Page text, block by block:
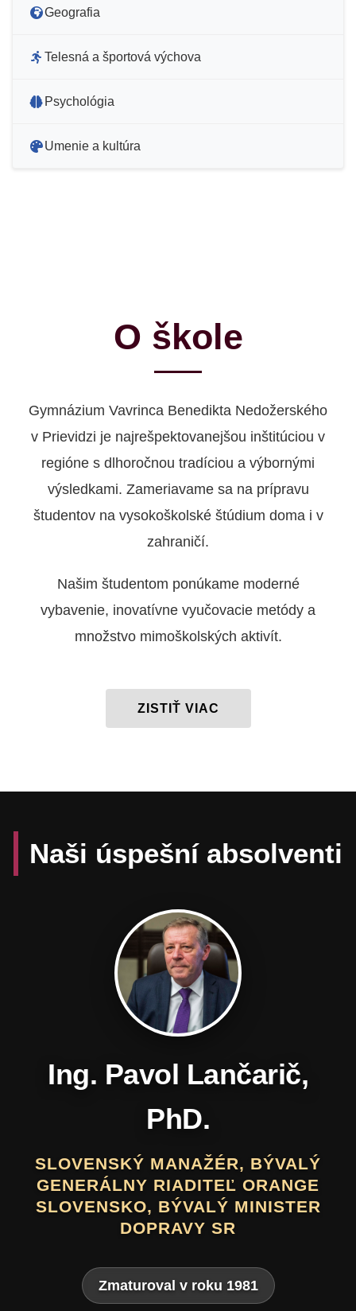
Geografia
Telesná a športová výchova
Psychológia
Umenie a kultúra
O škole
Gymnázium Vavrinca Benedikta Nedožerského
v Prievidzi je najrešpektovanejšou inštitúciou v
regióne s dlhoročnou tradíciou a výbornými
výsledkami. Zameriavame sa na prípravu
študentov na vysokoškolské štúdium doma i v
zahraničí.
Našim študentom ponúkame moderné
vybavenie, inovatívne vyučovacie metódy a
množstvo mimoškolských aktivít.
ZISTIŤ VIAC
Naši úspešní absolventi
Daniel Hevier
DRAMATIK, SCENÁRISTA, TEXTÁR,
VÝTVARNÍK A AUTOR LITERATÚRY
PRE DETI A MLÁDEŽ
Zmaturoval v roku 1975